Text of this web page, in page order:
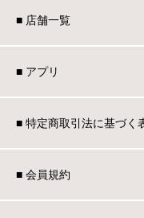
■ 店舗一覧
■ アプリ
■ 特定商取引法に基づく
■ 会員規約